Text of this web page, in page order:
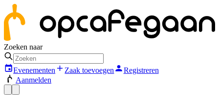
Zoeken naar
Evenementen Zaak toevoegen
Registreren
Aanmelden